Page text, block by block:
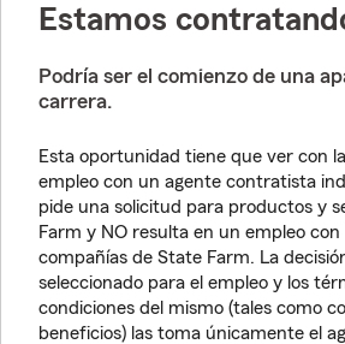
Estamos
Podría ser el comienzo de una
carrera.
Esta oportunidad tiene que ver con
empleo con un agente contratista
pide una solicitud para productos y
Farm y NO resulta en un empleo
compañías de State Farm. La
seleccionado para el empleo y los
condiciones del mismo (tales como
beneficios) las toma únicamente el